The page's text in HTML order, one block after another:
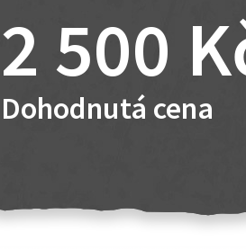
2 500
Dohodnutá cena